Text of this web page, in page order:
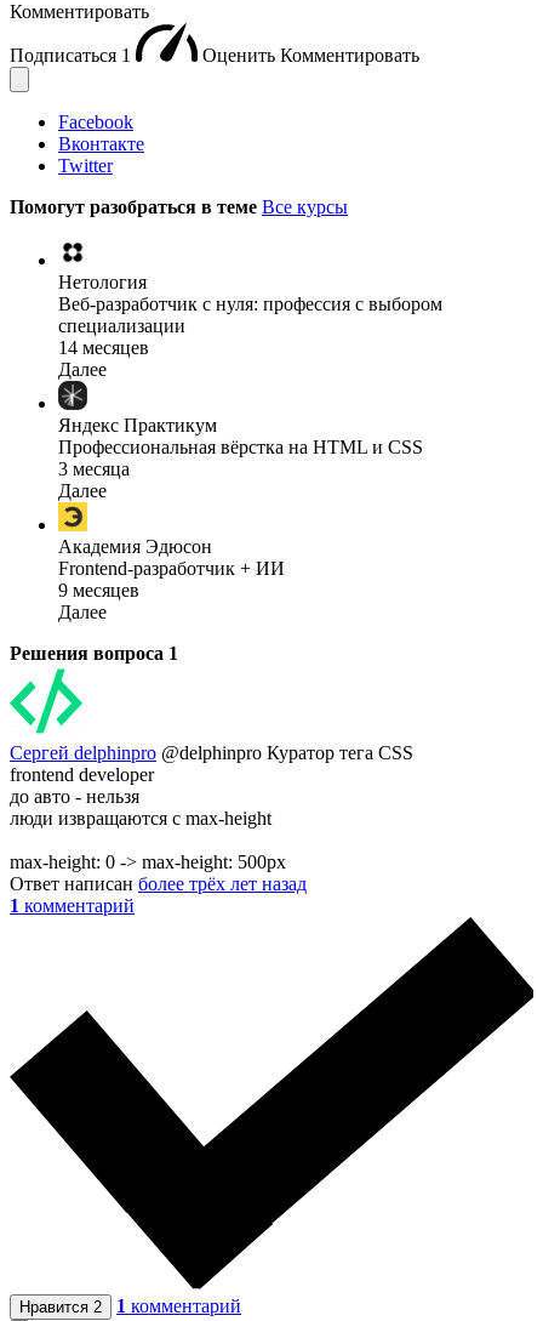
Комментировать
Подписаться 1 Оценить Комментировать
Facebook
Вконтакте
Twitter
Помогут разобраться в теме Все курсы
Нетология
Веб-разработчик с нуля: профессия с выбором
специализации
14 месяцев
Далее
Яндекс Практикум
Профессиональная вёрстка на HTML и CSS
3 месяца
Далее
Академия Эдюсон
Frontend-разработчик + ИИ
9 месяцев
Далее
Решения вопроса 1
Сергей delphinpro @delphinpro Куратор тега CSS
frontend developer
до авто - нельзя
люди извращаются с max-height
max-height: 0 -> max-height: 500px
Ответ написан более трёх лет назад
1 комментарий
Нравится 2 1 комментарий